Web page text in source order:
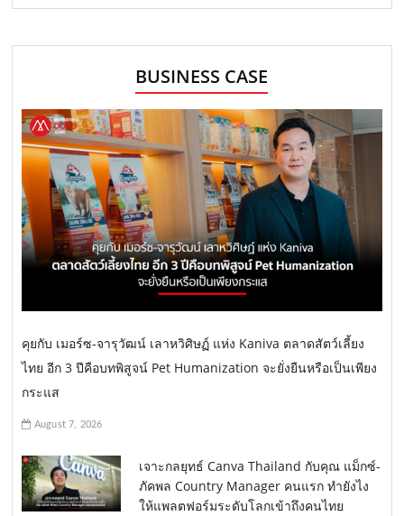
BUSINESS CASE
คุยกับ เมอร์ซ-จารุวัฒน์ เลาหวิศิษฏ์ แห่ง Kaniva ตลาดสัตว์เลี้ยง
ไทย อีก 3 ปีคือบทพิสูจน์ Pet Humanization จะยั่งยืนหรือเป็นเพียง
กระแส
August 7, 2026
เจาะกลยุทธ์ Canva Thailand กับคุณ แม็กซ์-
ภัคพล Country Manager คนแรก ทำยังไง
ให้แพลตฟอร์มระดับโลกเข้าถึงคนไทย